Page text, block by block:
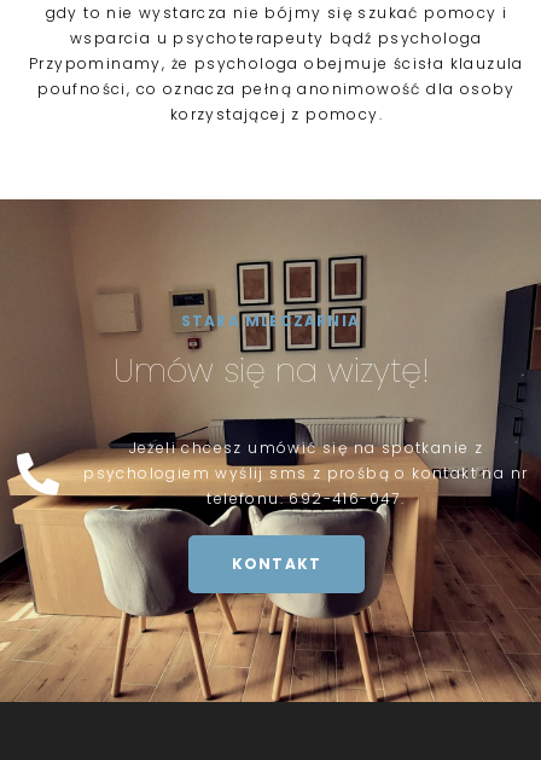
gdy to nie wystarcza nie bójmy się szukać pomocy i
wsparcia u psychoterapeuty bądź psychologa
Przypominamy, że psychologa obejmuje ścisła klauzula
poufności, co oznacza pełną anonimowość dla osoby
korzystającej z pomocy.
STARA MLECZARNIA
Umów się na wizytę!
Jeżeli chcesz umówić się na spotkanie z
psychologiem wyślij sms z prośbą o kontakt na nr
telefonu: 692-416-047.
KONTAKT